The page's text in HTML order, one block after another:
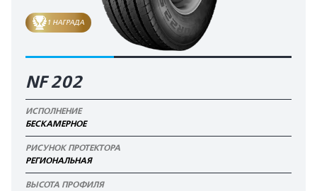
1 НАГРАДА
NF 202
ИСПОЛНЕНИЕ
БЕСКАМЕРНОЕ
РИСУНОК ПРОТЕКТОРА
РЕГИОНАЛЬНАЯ
ВЫСОТА ПРОФИЛЯ